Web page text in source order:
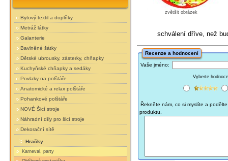
Bytový textil a doplňky
Metráž látky
Galanterie
Bavlněné šátky
Dětské ubrousky, zásterky, chňapky
Kuchyňské chňapky a sedáky
Povlaky na polštáře
Anatomické a relax polštáře
Pohankové polštáře
NOVÉ Šicí stroje
Náhradní díly pro šicí stroje
Dekorační sítě
Hračky
Karneval, party
zvětšit obrázek
schválení dříve, než
Recenze a hodnocení
Vaše jméno:
Vyberte
Řekněte nám, co si myslíte a
produktu.